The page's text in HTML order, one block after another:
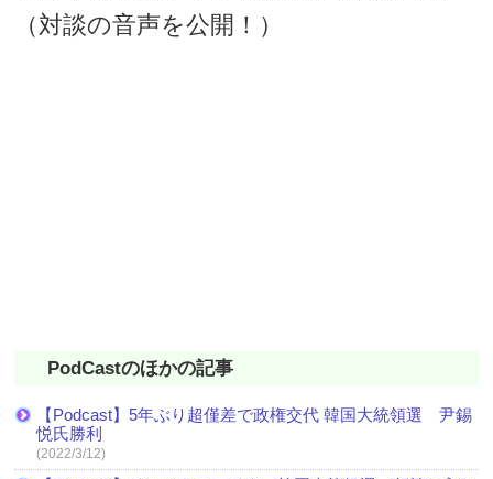
（対談の音声を公開！）
PodCastのほかの記事
【Podcast】5年ぶり超僅差で政権交代 韓国大統領選 尹錫
悦氏勝利
(2022/3/12)